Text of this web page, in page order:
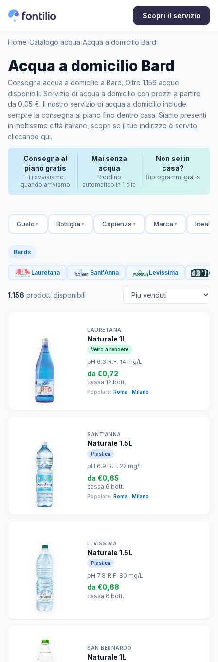
Scopri il servizio
Home›Catalogo acqua›Acqua a domicilio Bard›
Acqua a domicilio Bard
Consegna acqua a domicilio a Bard. Oltre 1.156 acque
disponibili. Servizio di acqua a domicilio con prezzi a partire
da 0,05 €. Il nostro servizio di acqua a domicilio include
sempre la consegna al piano fino dentro casa. Siamo presenti
in moltissime città italiane, scopri se il tuo indirizzo è servito
cliccando qui.
Consegna al
piano gratis
Ti avvisiamo
quando arriviamo
Mai senza
acqua
Riordino
automatico in 1 clic
Non sei in
casa?
Riprogrammi gratis
Gusto ▼ Bottiglia ▼ Capienza ▼ Marca ▼ Ideale
Bard×
Lauretana Sant'Anna Levissima
1.156 prodotti disponibili
LAURETANA
Naturale 1L
Vetro a rendere
pH 6.3 R.F. 14 mg/L
da €0,72
cassa 12 bott.
Popolare: Roma Milano
SANT'ANNA
Naturale 1.5L
Plastica
pH 6.9 R.F. 22 mg/L
da €0,65
cassa 6 bott.
Popolare: Roma Milano
LEVISSIMA
Naturale 1.5L
Plastica
pH 7.8 R.F. 80 mg/L
da €0,68
cassa 6 bott.
SAN BERNARDO
Naturale 1L